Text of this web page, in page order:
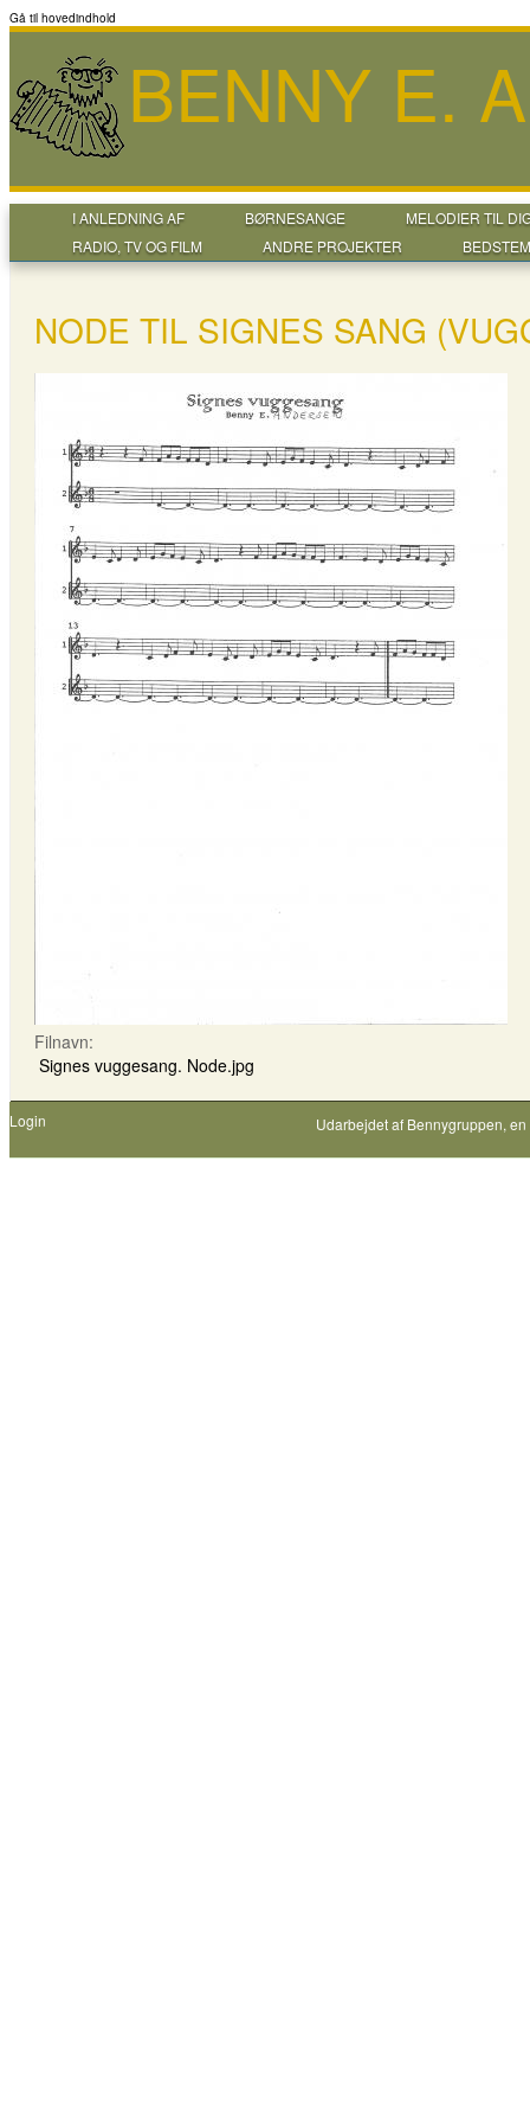
Gå til hovedindhold
BENNY E.
I ANLEDNING AF BØRNESANGE
MELODIER TIL
RADIO, TV OG FILM
ANDRE PROJEKTER
NODE TIL SIGNES SANG
Filnavn:
Signes vuggesang. Node.jpg
Login Udarbejdet af Bennygruppen,